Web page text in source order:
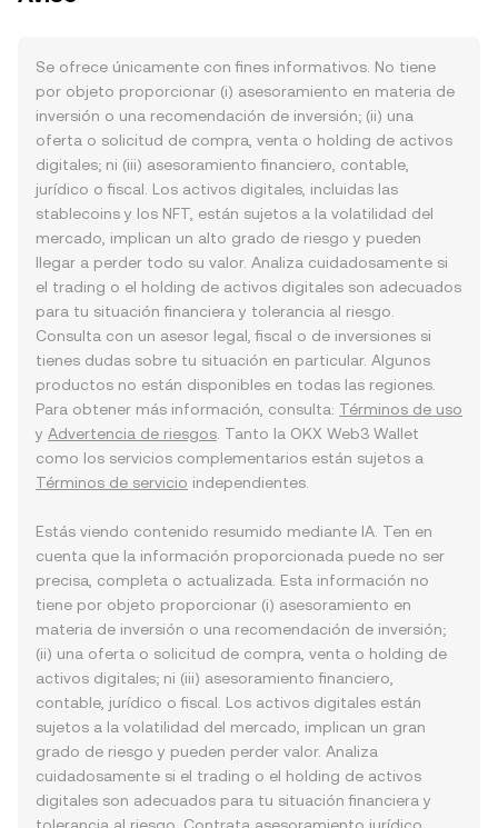
Se ofrece únicamente con fines informativos. No tiene
por objeto proporcionar (i) asesoramiento en materia de
inversión o una recomendación de inversión; (ii) una
oferta o solicitud de compra, venta o holding de activos
digitales; ni (iii) asesoramiento financiero, contable,
jurídico o fiscal. Los activos digitales, incluidas las
stablecoins y los NFT, están sujetos a la volatilidad del
mercado, implican un alto grado de riesgo y pueden
llegar a perder todo su valor. Analiza cuidadosamente si
el trading o el holding de activos digitales son adecuados
para tu situación financiera y tolerancia al riesgo.
Consulta con un asesor legal, fiscal o de inversiones si
tienes dudas sobre tu situación en particular. Algunos
productos no están disponibles en todas las regiones.
Para obtener más información, consulta: Términos de uso
y Advertencia de riesgos . Tanto la OKX Web3 Wallet
como los servicios complementarios están sujetos a
Términos de servicio independientes.
Estás viendo contenido resumido mediante IA. Ten en
cuenta que la información proporcionada puede no ser
precisa, completa o actualizada. Esta información no
tiene por objeto proporcionar (i) asesoramiento en
materia de inversión o una recomendación de inversión;
(ii) una oferta o solicitud de compra, venta o holding de
activos digitales; ni (iii) asesoramiento financiero,
contable, jurídico o fiscal. Los activos digitales están
sujetos a la volatilidad del mercado, implican un gran
grado de riesgo y pueden perder valor. Analiza
cuidadosamente si el trading o el holding de activos
digitales son adecuados para tu situación financiera y